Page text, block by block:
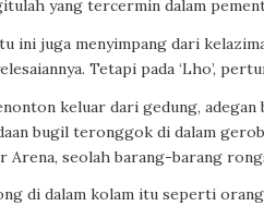
yang tercermin dalam
ini juga menyimpang dari
Tetapi pada ‘Lho’,
keluar dari gedung,
bugil teronggok di dalam
Arena, seolah barang-barang
di dalam kolam itu seperti